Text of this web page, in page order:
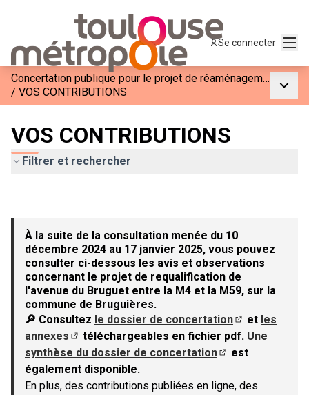
Se connecter
Concertation publique pour le projet de réaménagement de l&#39;Avenue du Bruguet entre la M4 et la M59
/ VOS CONTRIBUTIONS
VOS CONTRIBUTIONS
Filtrer et rechercher
À la suite de la consultation menée du 10
décembre 2024 au 17 janvier 2025, vous pouvez
consulter ci-dessous les avis et observations
concernant le projet de requalification de
l'avenue du Bruguet entre la M4 et la M59, sur la
commune de Bruguières.
🔎 Consultez le dossier de concertation
(S'ouvre dans
et les
annexes
(S'ouvre dans un nouvel onglet)
téléchargeables en fichier pdf. Une
synthèse du dossier de concertation
est
également disponible.
En plus, des contributions publiées en ligne, des